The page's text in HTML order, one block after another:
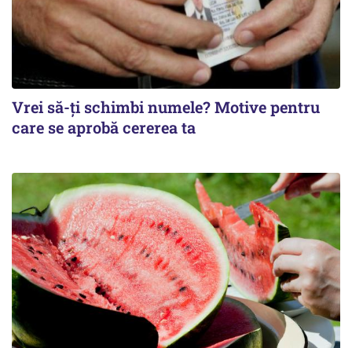
Vrei să-ți schimbi numele? Motive pentru
care se aprobă cererea ta